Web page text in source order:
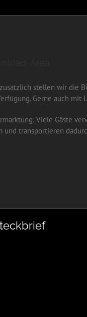
stellen wir die
Gerne auch mit
Viele Gäste
und transportieren